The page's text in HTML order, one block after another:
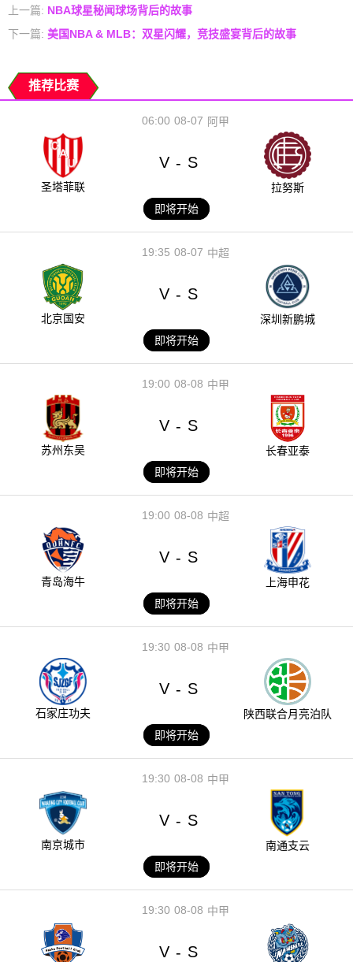
上一篇: NBA球星秘闻球场背后的故事
下一篇: 美国NBA & MLB：双星闪耀，竞技盛宴背后的故事
推荐比赛
08-07
06:00 阿甲
圣塔菲联
V - S
拉努斯
即将开始
08-07
19:35 中超
北京国安
V - S
深圳新鹏城
即将开始
08-08
19:00 中甲
苏州东吴
V - S
长春亚泰
即将开始
08-08
19:00 中超
青岛海牛
V - S
上海申花
即将开始
08-08
19:30 中甲
石家庄功夫
V - S
陕西联合月亮泊队
即将开始
08-08
19:30 中甲
南京城市
V - S
南通支云
即将开始
08-08
19:30 中甲
V - S